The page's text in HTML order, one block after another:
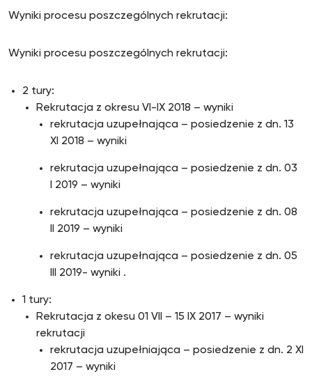
Wyniki procesu poszczególnych rekrutacji:
Wyniki procesu poszczególnych rekrutacji:
2 tury:
Rekrutacja z okresu VI-IX 2018 – wyniki
rekrutacja uzupełnająca – posiedzenie z dn. 13
XI 2018 – wyniki
rekrutacja uzupełnająca – posiedzenie z dn. 03
I 2019 – wyniki
rekrutacja uzupełnająca – posiedzenie z dn. 08
II 2019 – wyniki
rekrutacja uzupełnająca – posiedzenie z dn. 05
III 2019- wyniki .
1 tury:
Rekrutacja z okesu 01 VII – 15 IX 2017 – wyniki
rekrutacji
rekrutacja uzupełniająca – posiedzenie z dn. 2 XI
2017 – wyniki